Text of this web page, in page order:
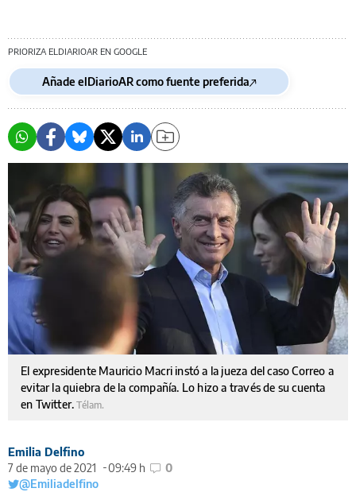
PRIORIZA ELDIARIOAR EN GOOGLE
Añade elDiarioAR como fuente preferida
El expresidente Mauricio Macri instó a la jueza del caso Correo a
evitar la quiebra de la compañía. Lo hizo a través de su cuenta
en Twitter.Télam.
Emilia Delfino
7 de mayo de 2021
09:49 h
0
@Emiliadelfino